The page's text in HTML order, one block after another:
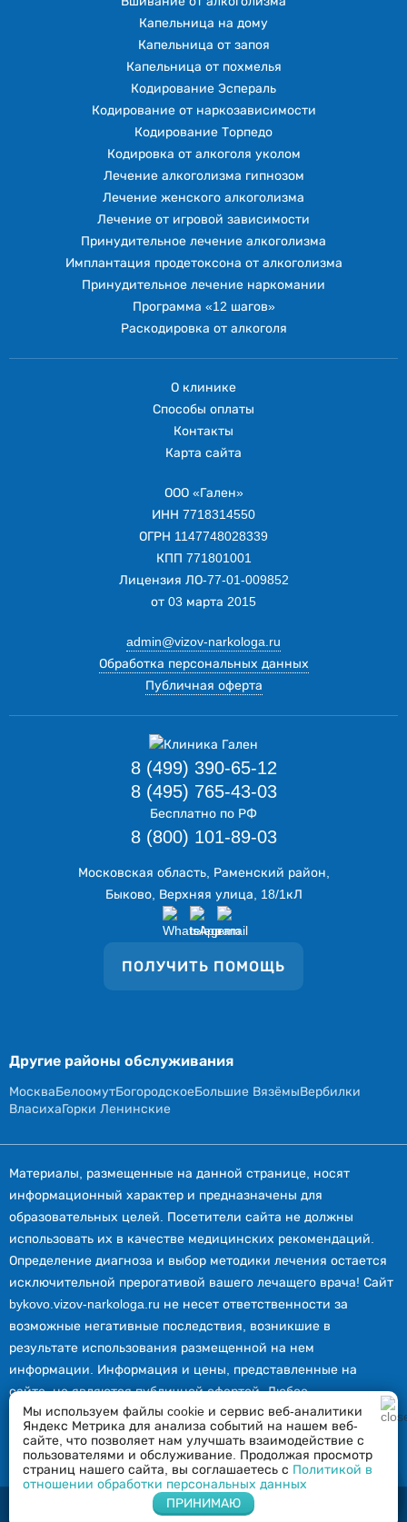
8 (499) 390-65-12
8 (495) 765-43-03
Бесплатно по РФ
8 (800) 101-89-03
ПОЛУЧИТЬ ПОМОЩЬ
Московская область, Раменский район,
Быково, Верхняя улица, 18/1кЛ
Капельница на дому
Капельница от запоя
Капельница от похмелья
Кодирование Эспераль
Кодирование от наркозависимости
Кодирование Торпедо
Кодировка от алкоголя уколом
Лечение алкоголизма гипнозом
Лечение женского алкоголизма
Лечение от игровой зависимости
Принудительное лечение алкоголизма
Имплантация продетоксона от алкоголизма
Принудительное лечение наркомании
Программа «12 шагов»
Раскодировка от алкоголя
О клинике
Способы оплаты
Контакты
Карта сайта
ООО «Гален»
ИНН 7718314550
ОГРН 1147748028339
КПП 771801001
Лицензия ЛО-77-01-009852
от 03 марта 2015
admin@vizov-narkologa.ru
Обработка персональных данных
Публичная оферта
Другие районы обслуживания
МоскваБелоомутБогородскоеБольшие ВязёмыВербилки
ВласихаГорки Ленинские
Материалы, размещенные на данной странице, носят
информационный характер и предназначены для
образовательных целей. Посетители сайта не должны
использовать их в качестве медицинских рекомендаций.
Определение диагноза и выбор методики лечения остается
исключительной прерогативой вашего лечащего врача! Сайт
bykovo.vizov-narkologa.ru не несет ответственности за
возможные негативные последствия, возникшие в
результате использования размещенной на нем
информации. Информация и цены, представленные на
сайте, не являются публичной офертой. Любое
использование или копирование материалов сайта
допускается лишь с разрешения правообладателя и только
со ссылкой на источник: bykovo.vizov-narkologa.ru.
2026 © Вызов нарколога в Быково
Мы используем файлы cookie и сервис веб-аналитики
Яндекс Метрика для анализа событий на нашем веб-
сайте, что позволяет нам улучшать взаимодействие с
пользователями и обслуживание. Продолжая просмотр
страниц нашего сайта, вы соглашаетесь с Политикой в
отношении обработки персональных данных
ПРИНИМАЮ
Напишите нам в Whatsapp